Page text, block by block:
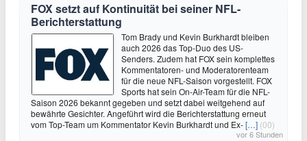
FOX setzt auf Kontinuität bei seiner NFL-
Berichterstattung
Tom Brady und Kevin Burkhardt bleiben
auch 2026 das Top-Duo des US-
Senders. Zudem hat FOX sein komplettes
Kommentatoren- und Moderatorenteam
für die neue NFL-Saison vorgestellt. FOX
Sports hat sein On-Air-Team für die NFL-
Saison 2026 bekannt gegeben und setzt dabei weitgehend auf
bewährte Gesichter. Angeführt wird die Berichterstattung erneut
vom Top-Team um Kommentator Kevin Burkhardt und Ex-[…] (00)
vor 6 Stunden